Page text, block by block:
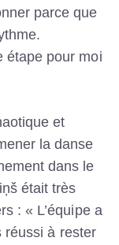
parce que
étape pour moi
et
la danse
dans le
était très
: « L’équipe a
réussi à rester